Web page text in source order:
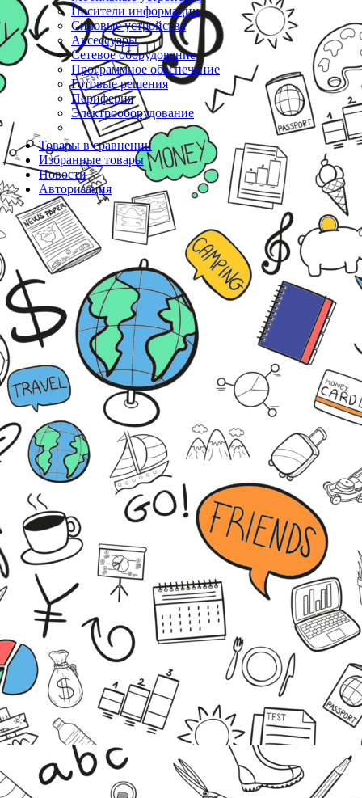
Носители информации
Силовые устройства
Аксессуары
Сетевое оборудование
Программное обеспечение
Готовые решения
Периферия
Электрооборудование
Товары в сравнении
Избранные товары
Новости
Авторизация